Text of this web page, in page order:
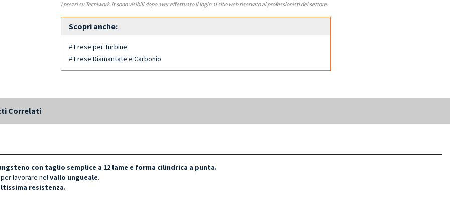
I prezzi su Tecniwork.it sono visibili dopo aver effettuato il login al sito web riservato ai professionisti del settore.
Scopri anche:
# Frese per Turbine
# Frese Diamantate e Carbonio
Correlati
con taglio semplice a 12 lame e forma cilindrica a punta.
lavorare nelvallo ungueale.
resistenza.